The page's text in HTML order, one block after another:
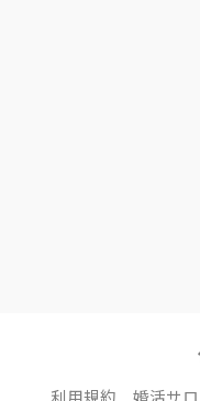
利用規約 婚活サ